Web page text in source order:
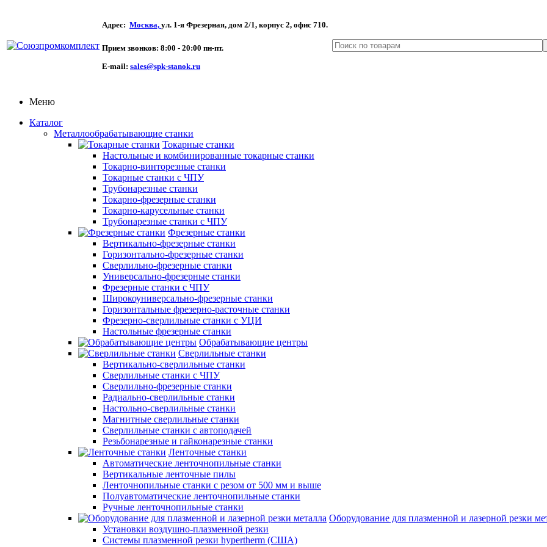
Адрес: Москва, ул. 1-я Фрезерная, дом 2/1, корпус 2, офис 710.
Прием звонков: 8:00 - 20:00 пн-пт.
E-mail: sales@spk-stanok.ru
Меню
Каталог
Металлообрабатывающие станки
Токарные станки
Настольные и комбинированные токарные станки
Токарно-винторезные станки
Токарные станки с ЧПУ
Трубонарезные станки
Токарно-фрезерные станки
Токарно-карусельные станки
Трубонарезные станки с ЧПУ
Фрезерные станки
Вертикально-фрезерные станки
Горизонтально-фрезерные станки
Сверлильно-фрезерные станки
Универсально-фрезерные станки
Фрезерные станки с ЧПУ
Широкоуниверсально-фрезерные станки
Горизонтальные фрезерно-расточные станки
Фрезерно-сверлильные станки с УЦИ
Настольные фрезерные станки
Обрабатывающие центры
Сверлильные станки
Вертикально-сверлильные станки
Сверлильные станки с ЧПУ
Сверлильно-фрезерные станки
Радиально-сверлильные станки
Настольно-сверлильные станки
Магнитные сверлильные станки
Сверлильные станки с автоподачей
Резьбонарезные и гайконарезные станки
Ленточные станки
Автоматические ленточнопильные станки
Вертикальные ленточные пилы
Ленточнопильные станки с резом от 500 мм и выше
Полуавтоматические ленточнопильные станки
Ручные ленточнопильные станки
Оборудование для плазменной и лазерной резки
Установки воздушно-плазменной резки
Системы плазменной резки hypertherm (США)